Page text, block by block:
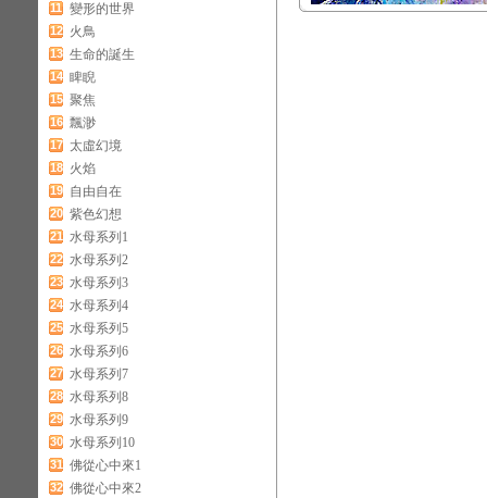
11 變形的世界
12 火鳥
13 生命的誕生
14 睥睨
15 聚焦
16 飄渺
17 太虛幻境
18 火焰
19 自由自在
20 紫色幻想
21 水母系列1
22 水母系列2
23 水母系列3
24 水母系列4
25 水母系列5
26 水母系列6
27 水母系列7
28 水母系列8
29 水母系列9
30 水母系列10
31 佛從心中來1
32 佛從心中來2